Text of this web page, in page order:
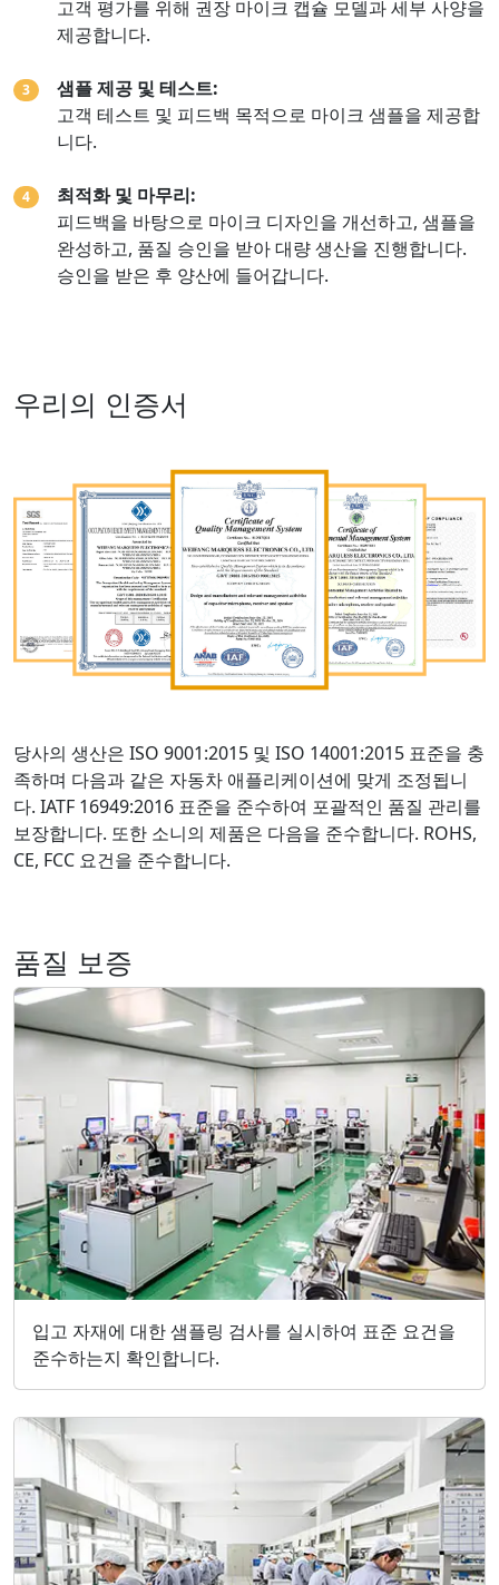
고객 평가를 위해 권장 마이크 캡슐 모델과 세부 사양을
제공합니다.
3
샘플 제공 및 테스트:
고객 테스트 및 피드백 목적으로 마이크 샘플을 제공합
니다.
4
최적화 및 마무리:
피드백을 바탕으로 마이크 디자인을 개선하고, 샘플을
완성하고, 품질 승인을 받아 대량 생산을 진행합니다.
승인을 받은 후 양산에 들어갑니다.
우리의 인증서
당사의 생산은 ISO 9001:2015 및 ISO 14001:2015 표준을 충
족하며 다음과 같은 자동차 애플리케이션에 맞게 조정됩니
다. IATF 16949:2016 표준을 준수하여 포괄적인 품질 관리를
보장합니다. 또한 소니의 제품은 다음을 준수합니다. ROHS,
CE, FCC 요건을 준수합니다.
품질 보증
입고 자재에 대한 샘플링 검사를 실시하여 표준 요건을
준수하는지 확인합니다.